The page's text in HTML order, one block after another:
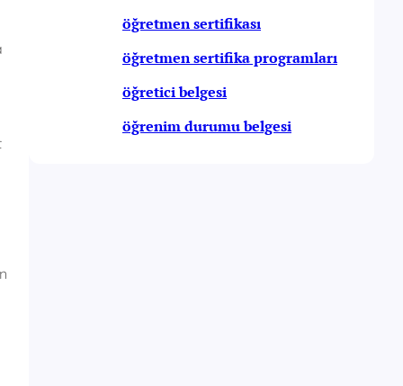
öğretmen sertifikası
öğretmen sertifika programları
öğretici belgesi
öğrenim durumu belgesi